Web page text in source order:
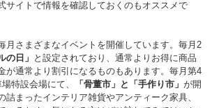
サイトで情報を確認しておくのもオススメで
月さまざまなイベントを開催しています。毎月2
の日」 と設定されており、通常よりお得に商品
が通常より割引になるものもあります。毎月第4
特設会場にて、
「骨董市」と「手作り市」 が開
詰まったインテリア雑貨やアンティーク家具、